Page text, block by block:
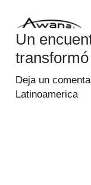
contenido
Un
Deja un
Latinoamerica
navigation